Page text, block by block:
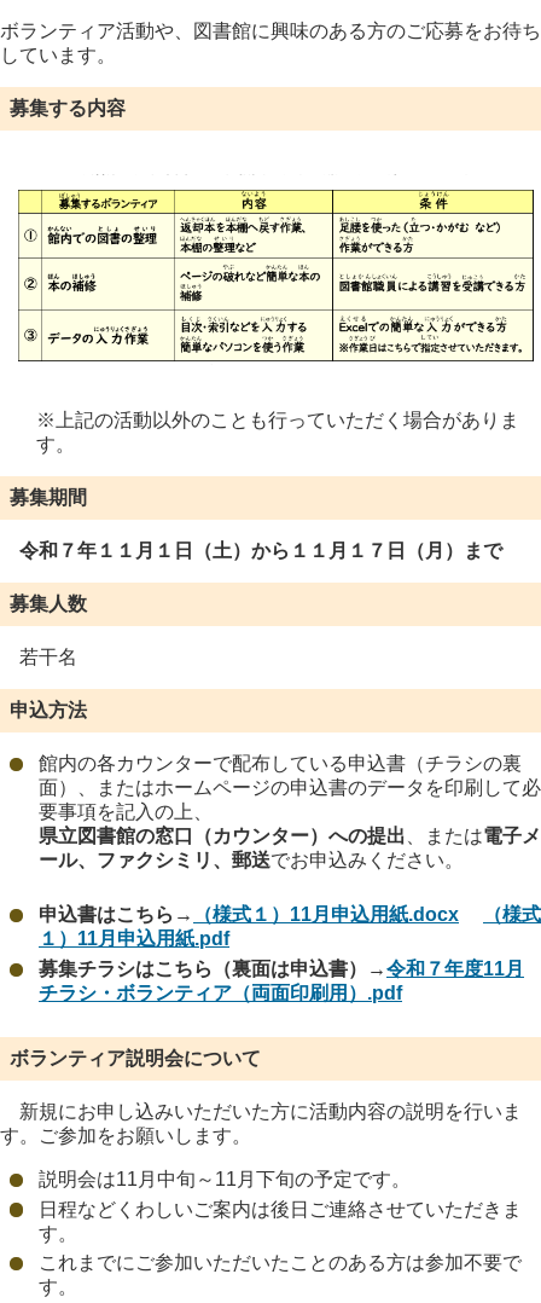
ボランティア活動や、図書館に興味のある方のご応募をお待ち
しています。
募集する内容
※上記の活動以外のことも行っていただく場合がありま
す。
募集期間
令和７年１１月１日（土）から１１月１７日（月）まで
募集人数
若干名
申込方法
館内の各カウンターで配布している申込書（チラシの裏
面）、またはホームページの申込書のデータを印刷して必
要事項を記入の上、
県立図書館の窓口（カウンター）への提出、または電子メ
ール、ファクシミリ、郵送でお申込みください。
申込書はこちら→ （様式１）11月申込用紙.docx
（様式
１）11月申込用紙.pdf
募集チラシはこちら（裏面は申込書）→令和７年度11月
チラシ・ボランティア（両面印刷用）.pdf
ボランティア説明会について
新規にお申し込みいただいた方に活動内容の説明を行いま
す。ご参加をお願いします。
説明会は11月中旬～11月下旬の予定です。
日程などくわしいご案内は後日ご連絡させていただきま
す。
これまでにご参加いただいたことのある方は参加不要で
す。